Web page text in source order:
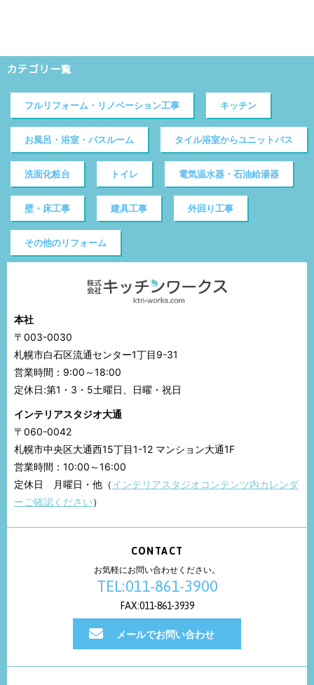
カテゴリ一覧
フルリフォーム・リノベーション工事 キッチン
お風呂・浴室・バスルーム タイル浴室からユニットバス
洗面化粧台 トイレ 電気温水器・石油給湯器
壁・床工事 建具工事 外回り工事
その他のリフォーム
本社
〒003-0030
札幌市白石区流通センター1丁目9-31
営業時間：9:00～18:00
定休日:第1・3・5土曜日、日曜・祝日
インテリアスタジオ大通
〒060-0042
札幌市中央区大通西15丁目1-12 マンション大通1F
営業時間：10:00～16:00
定休日 月曜日・他（インテリアスタジオコンテンツ内カレンダ
ーご確認ください）
CONTACT
お気軽にお問い合わせください。
TEL:011-861-3900
FAX:011-861-3939
メールでお問い合わせ